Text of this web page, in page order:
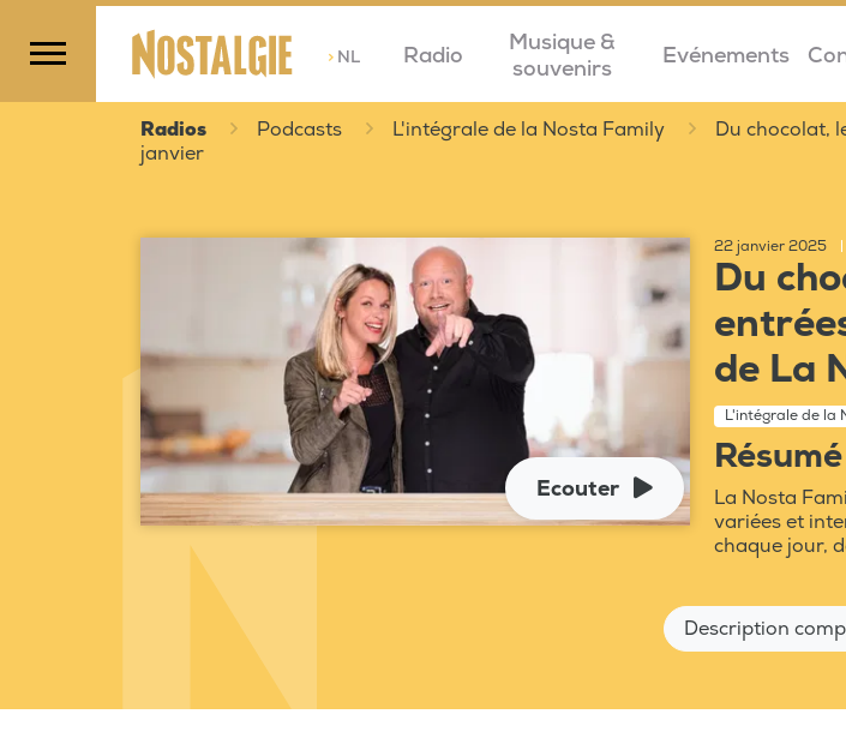
>NL Radio
Musique &
souvenirs
Evénements
Radios Podcasts L'intégrale de la Nosta Family
Du chocolat,
janvier
Ecouter
22 janvier 2025
Du
de La
L'intégrale de la
La Nosta
variées et
chaque jour,
Description